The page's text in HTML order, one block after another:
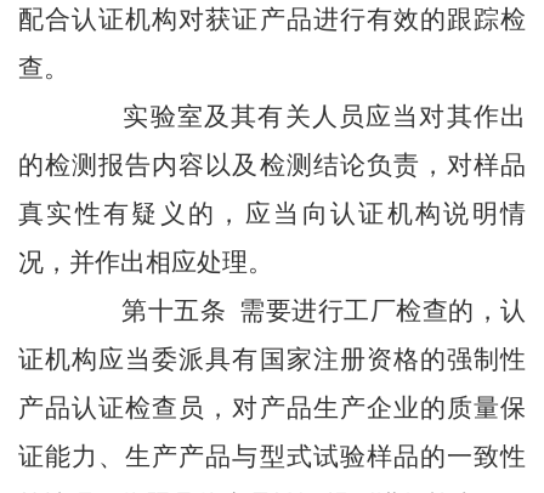
配合认证机构对获证产品进行有效的跟踪检
查。
实验室及其有关人员应当对其作出
的检测报告内容以及检测结论负责，对样品
真实性有疑义的，应当向认证机构说明情
况，并作出相应处理。
第十五条 需要进行工厂检查的，认
证机构应当委派具有国家注册资格的强制性
产品认证检查员，对产品生产企业的质量保
证能力、生产产品与型式试验样品的一致性